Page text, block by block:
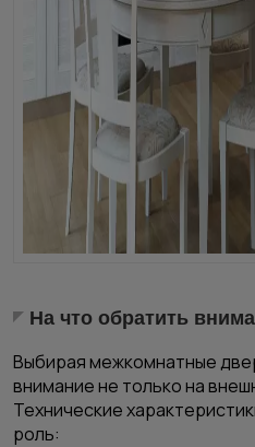
На что обратить
Выбирая межкомнатные
внимание не только на
Технические
роль: